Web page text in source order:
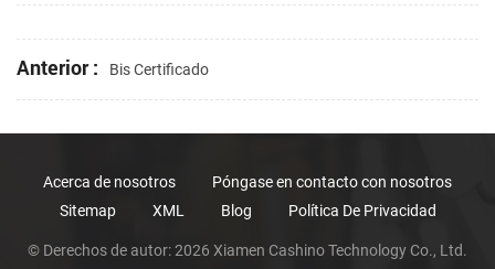
Anterior : Bis Certificado
Acerca de nosotros
Póngase en contacto con nosotros
Sitemap
XML Blog Política De Privacidad
© Derechos de autor: 2026 Xiamen Cashino Technology Co., Ltd.